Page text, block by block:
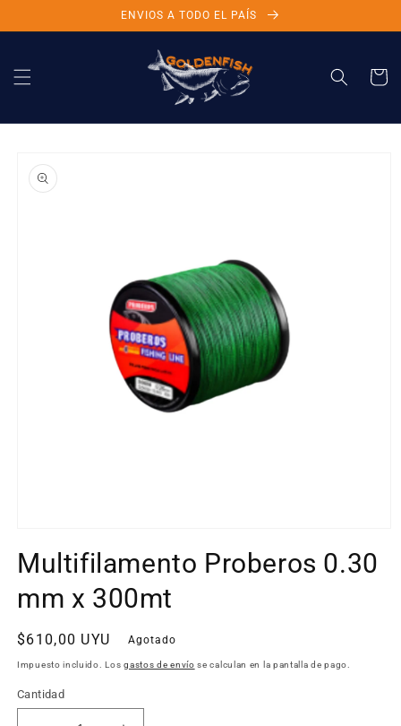
al contenido
ENVIOS A TODO EL PAÍS
Carrito
a la
información
multimedia
1
una
Multifilamento Proberos 0.30
mm x 300mt
Precio
habitual
$610,00 UYU Agotado
Impuesto incluido. Losgastos de envío se calculan en la pantalla de pago.
Cantidad